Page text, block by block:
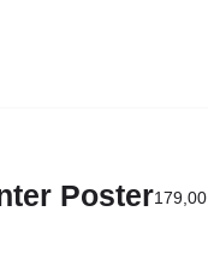
Poster179,00